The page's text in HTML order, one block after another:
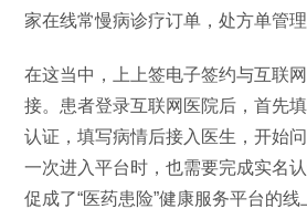
家在线常慢病诊疗订单，处方单管
在这当中，上上签电子签约与互联
接。患者登录互联网医院后，首先
认证，填写病情后接入医生，开始
一次进入平台时，也需要完成实名
促成了“医药患险”健康服务平台的线